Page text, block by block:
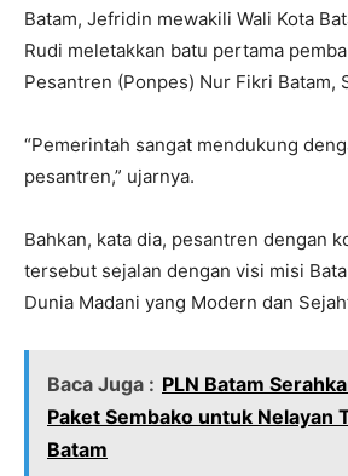
Batam, Jefridin mewakili Wali Kota
Rudi meletakkan batu pertama
Pesantren (Ponpes) Nur Fikri Batam,
“Pemerintah sangat mendukung
pesantren,” ujarnya.
Bahkan, kata dia, pesantren dengan
tersebut sejalan dengan visi misi
Dunia Madani yang Modern dan
Baca Juga : PLN Batam
Paket Sembako untuk Nelayan
Batam